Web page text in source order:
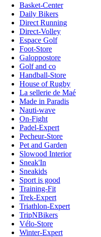
Basket-Center
Daily Bikers
Direct Running
Direct-Volley
Espace Golf
Foot-Store
Galoppostore
Golf and co
Handball-Store
House of Rugby
La sellerie de Maé
Made in Paradis
Nauti-wave
On-Fight
Padel-Expert
Pecheur-Store
Pet and Garden
Slowood Interior
Sneak'In
Sneakids
Sport is good
Training-Fit
Trek-Expert
Triathlon-Expert
TripNBikers
Vélo-Store
Winter-Expert